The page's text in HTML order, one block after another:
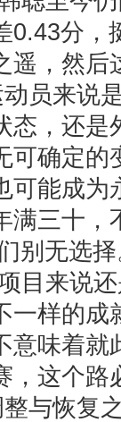
0.43分，
遥，然后
来说
态，还是
可确定的
可能成为
满三十，
无选择
目来说
一样的成
意味着就
，这个路
恢复